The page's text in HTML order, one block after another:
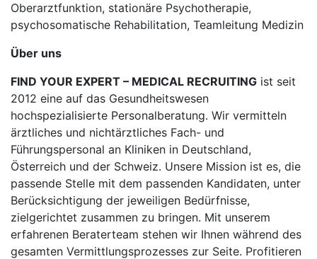
Oberarztfunktion, stationäre Psychotherapie,
psychosomatische Rehabilitation, Teamleitung Medizin
Über uns
FIND YOUR EXPERT – MEDICAL RECRUITING ist seit
2012 eine auf das Gesundheitswesen
hochspezialisierte Personalberatung. Wir vermitteln
ärztliches und nichtärztliches Fach- und
Führungspersonal an Kliniken in Deutschland,
Österreich und der Schweiz. Unsere Mission ist es, die
passende Stelle mit dem passenden Kandidaten, unter
Berücksichtigung der jeweiligen Bedürfnisse,
zielgerichtet zusammen zu bringen. Mit unserem
erfahrenen Beraterteam stehen wir Ihnen während des
gesamten Vermittlungsprozesses zur Seite. Profitieren